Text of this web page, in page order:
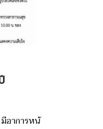
อาการหนั